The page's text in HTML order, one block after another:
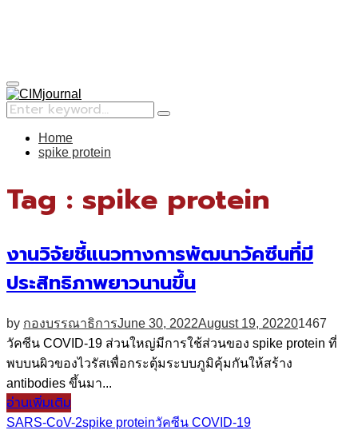
Primary
Menu
Search
for:
Search
Home
spike protein
Tag : spike protein
งานวิจัยชี้แนวทางการพัฒนาวัคซีนที่มี
ประสิทธิภาพยาวนานขึ้น
by กองบรรณาธิการJune 30, 2022August 19, 202201467
วัคซีน COVID-19 ส่วนใหญ่มีการใช้ส่วนของ spike protein ที่
พบบนผิวของไวรัสเพื่อกระตุ้มระบบภูมิคุ้มกันให้สร้าง
antibodies ขึ้นมา...
อ่านเพิ่มเติม
SARS-CoV-2spike proteinวัคซีน COVID-19